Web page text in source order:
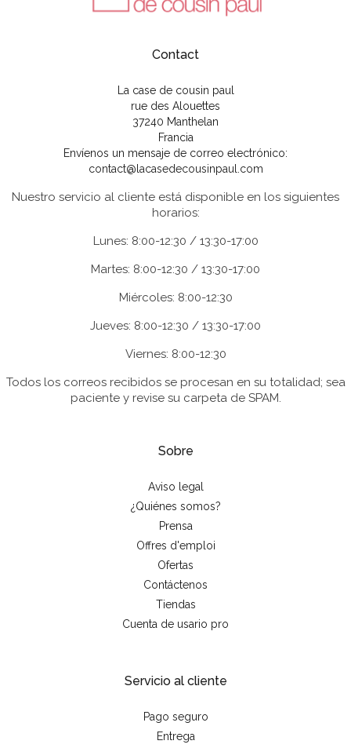
Contact
La case de cousin paul
rue des Alouettes
37240 Manthelan
Francia
Envíenos un mensaje de correo electrónico:
contact@lacasedecousinpaul.com
Nuestro servicio al cliente está disponible en los siguientes
horarios:
Lunes: 8:00-12:30 / 13:30-17:00
Martes: 8:00-12:30 / 13:30-17:00
Miércoles: 8:00-12:30
Jueves: 8:00-12:30 / 13:30-17:00
Viernes: 8:00-12:30
Todos los correos recibidos se procesan en su totalidad; sea
paciente y revise su carpeta de SPAM.
Sobre
Aviso legal
¿Quiénes somos?
Prensa
Offres d'emploi
Ofertas
Contáctenos
Tiendas
Cuenta de usario pro
Servicio al cliente
Pago seguro
Entrega